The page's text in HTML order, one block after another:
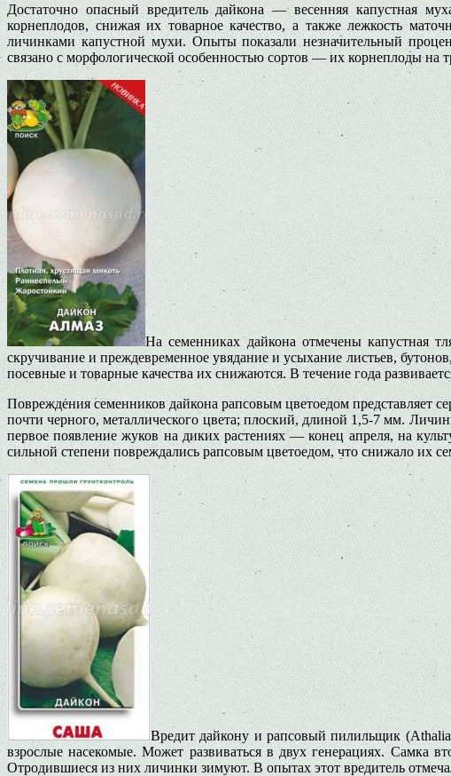
Достаточно опасный вредитель дайкона — весенняя капустная
корнеплодов, снижая их товарное качество, а также лежкость
личинками капустной мухи. Опыты показали незначительный
связано с морфологической особенностью сортов — их корнеплоды на
На семенниках дайкона отмечены капустная
скручивание и преждевременное увядание и усыхание листьев,
посевные и товарные качества их снижаются. В течение года
Повреждения семенников дайкона рапсовым цветоедом представляет
почти черного, металлического цвета; плоский, длиной 1,5-7 мм.
первое появление жуков на диких растениях — конец апреля, на
сильной степени повреждались рапсовым цветоедом, что снижало их
Вредит дайкону и рапсовый пилильщик
взрослые насекомые. Может развиваться в двух генерациях. Самка
Отродившиеся из них личинки зимуют. В опытах этот вредитель